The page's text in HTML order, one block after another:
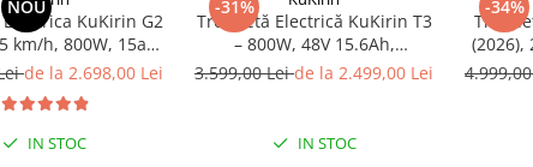
NOU
KuKirin G2
km/h, 800W, 15ah
48v
de la 2.698,00 Lei
IN STOC
-31%
Trotinetă Electrică KuKirin T3
– 800W, 48V 15.6Ah,
Autonomie 58 km, Viteză 45
3.599,00 Leide la 2.499,00 Lei
IN STOC
-34%
(2026),